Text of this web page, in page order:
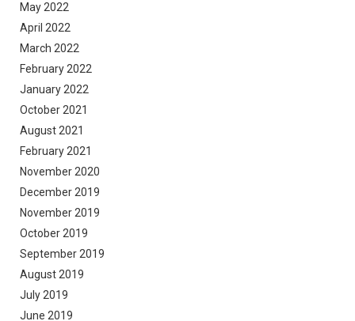
May 2022
April 2022
March 2022
February 2022
January 2022
October 2021
August 2021
February 2021
November 2020
December 2019
November 2019
October 2019
September 2019
August 2019
July 2019
June 2019